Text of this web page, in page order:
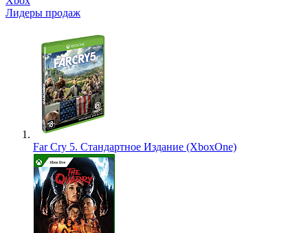
Лидеры продаж
Far Cry 5. Стандартное Издание (XboxOne)